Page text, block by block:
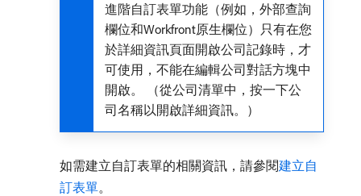
進階自訂表單功能（例如，外部查詢
欄位和Workfront原生欄位）只有在您
於詳細資訊頁面開啟公司記錄時，才
可使用，不能在編輯公司對話方塊中
開啟。 （從公司清單中，按一下公
司名稱以開啟詳細資訊。）
如需建立自訂表單的相關資訊，請參閱建立自
訂表單。